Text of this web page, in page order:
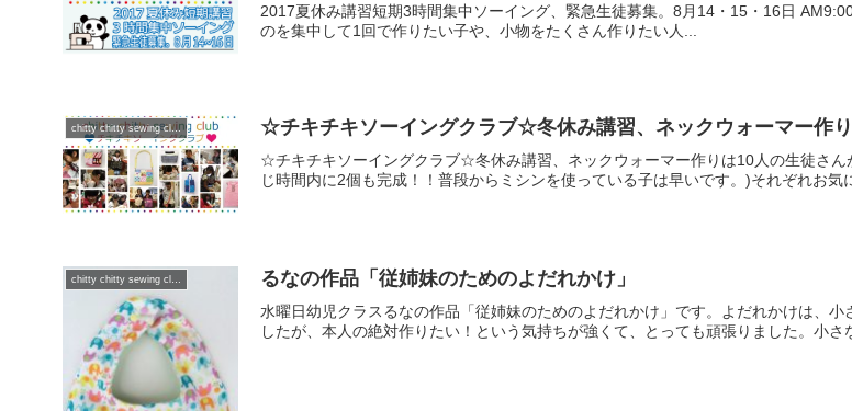
2017夏休み講習短期3時間集中ソーイング、緊急生徒募集。8月14・15・16日
のを集中して1回で作りたい子や、小物をたくさん作りたい人...
chitty chitty sewing club ☆チキチキソーイングクラブ☆冬休み講習、ネックウォーマー作
☆チキチキソーイングクラブ☆冬休み講習、ネックウォーマー作りは10人の生徒さ
じ時間内に2個も完成！！普段からミシンを使っている子は早いです。)それぞれお気
chitty chitty sewing club るなの作品「従姉妹のためのよだれかけ」
水曜日幼児クラスるなの作品「従姉妹のためのよだれかけ」です。よだれかけは、
したが、本人の絶対作りたい！という気持ちが強くて、とっても頑張りました。小さ